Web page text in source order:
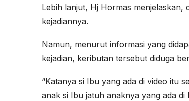
Lebih lanjut, Hj Hormas menjelaskan,
kejadiannya.
Namun, menurut informasi yang
kejadian, keributan tersebut diduga
“Katanya si Ibu yang ada di video itu
anak si Ibu jatuh anaknya yang ada